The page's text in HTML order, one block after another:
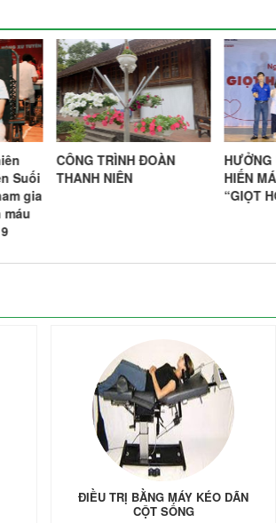
ĐOÀN
HƯỞNG ỨNG NGÀY HỘI
HIẾN MÁU TÌNH NGUYỆN
“GIỌT HỒNG XỨ TUYÊN”
ĐIỀU TRỊ BẰNG MÁY KÉO DÃN
CỘT SỐNG